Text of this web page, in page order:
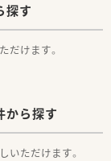
探す
だけます。
から探す
いただけます。